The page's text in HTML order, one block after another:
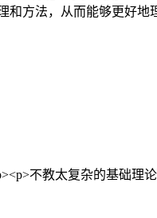
方法，从而能够更好地
不教太复杂的基础理